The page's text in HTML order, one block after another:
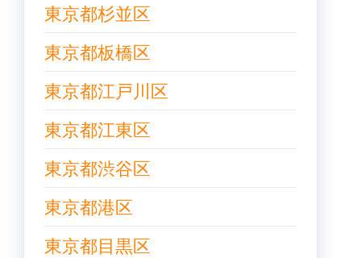
東京都杉並区
東京都板橋区
東京都江戸川区
東京都江東区
東京都渋谷区
東京都港区
東京都目黒区